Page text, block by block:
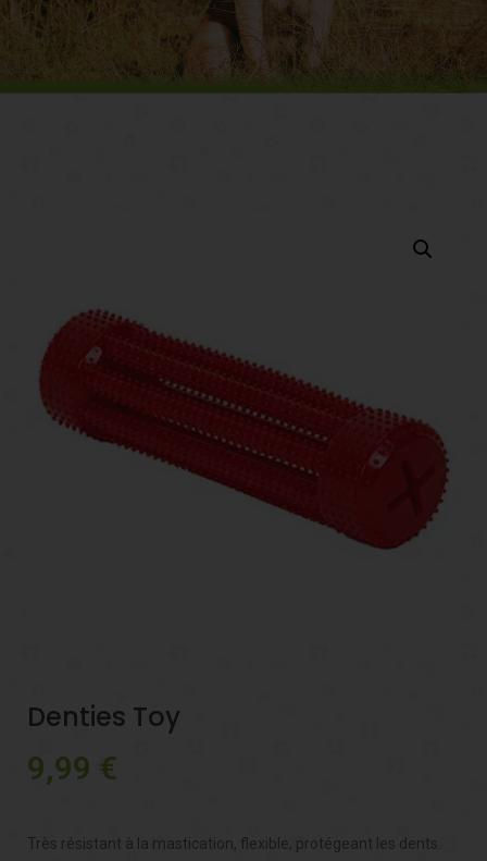
Denties Toy
9,99 €
Très résistant à la mastication, flexible, protégeant les dents.